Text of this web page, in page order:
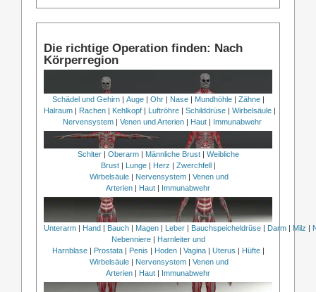
Die richtige Operation finden: Nach
Körperregion
Schädel und Gehirn| Auge| Ohr| Nase| Mundhöhle| Zähne|
Halraum | Rachen | Kehlkopf | Luftröhre | Schilddrüse | Wirbelsäule |
Nervensystem | Venen und Arterien | Haut | Immunabwehr
Schlter| Oberarm| Männliche Brust| Weibliche
Brust| Lunge| Herz | Zwerchfell|
Wirbelsäule | Nervensystem | Venen und
Arterien | Haut | Immunabwehr
Unterarm | Hand | Bauch | Magen | Leber | Bauchspeicheldrüse | Darm | Milz |
Nebenniere| Harnleiter und
Harnblase| Prostata| Penis | Hoden| Vagina| Uterus | Hüfte|
Wirbelsäule | Nervensystem | Venen und
Arterien | Haut | Immunabwehr